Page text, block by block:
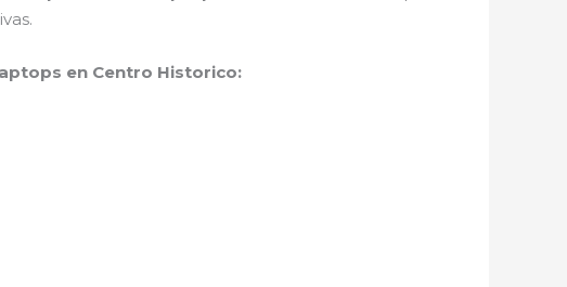
en Centro Historico: